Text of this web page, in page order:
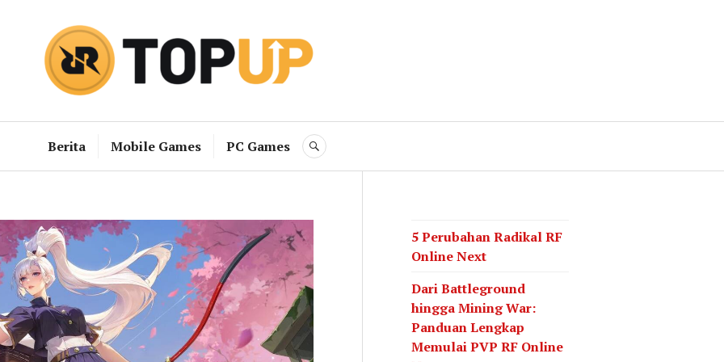
RRQ Topup Blog
Berita Mobile Games PC Games SEARCH
5 Perubahan Radikal RF
Online Next
Dari Battleground
hingga Mining War:
Panduan Lengkap
Memulai PVP RF Online